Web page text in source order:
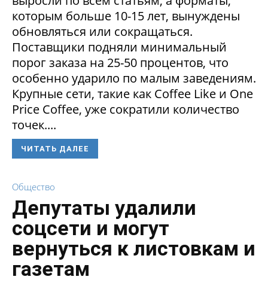
которым больше 10-15 лет, вынуждены
обновляться или сокращаться.
Поставщики подняли минимальный
порог заказа на 25-50 процентов, что
особенно ударило по малым заведениям.
Крупные сети, такие как Coffee Like и One
Price Coffee, уже сократили количество
точек....
ЧИТАТЬ ДАЛЕЕ
Общество
Депутаты удалили
соцсети и могут
вернуться к листовкам и
газетам